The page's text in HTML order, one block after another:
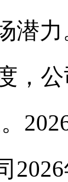
潜
，